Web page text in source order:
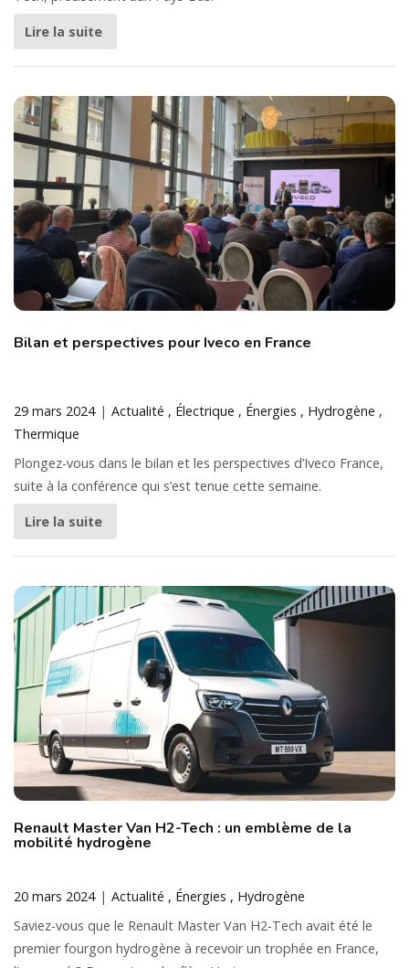
Lire la suite
Bilan et perspectives pour Iveco en France
29 mars 2024 Actualité Électrique Énergies
Hydrogène
Thermique
Plongez-vous dans le bilan et les perspectives d’Iveco France,
suite à la conférence qui s’est tenue cette semaine.
Lire la suite
Renault Master Van H2-Tech : un emblème de la
mobilité hydrogène
20 mars 2024 Actualité Énergies
Hydrogène
Saviez-vous que le Renault Master Van H2-Tech avait été le
premier fourgon hydrogène à recevoir un trophée en France,